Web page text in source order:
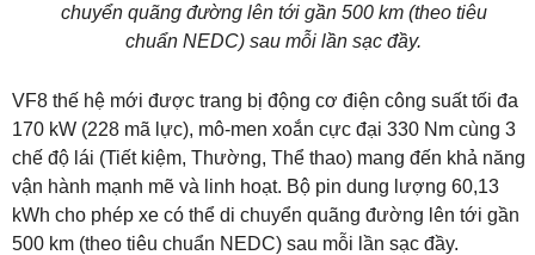
chuyển quãng đường lên tới gần 500 km (theo tiêu
chuẩn NEDC) sau mỗi lần sạc đầy.
VF8 thế hệ mới được trang bị động cơ điện công suất tối đa
170 kW (228 mã lực), mô-men xoắn cực đại 330 Nm cùng 3
chế độ lái (Tiết kiệm, Thường, Thể thao) mang đến khả năng
vận hành mạnh mẽ và linh hoạt. Bộ pin dung lượng 60,13
kWh cho phép xe có thể di chuyển quãng đường lên tới gần
500 km (theo tiêu chuẩn NEDC) sau mỗi lần sạc đầy.